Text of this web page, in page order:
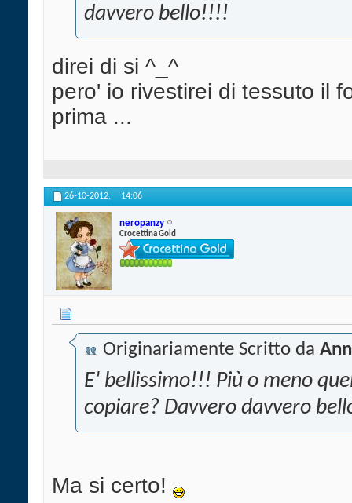
davvero bello!!!!
direi di si ^_^
pero' io rivestirei di tessuto il
prima ...
26-10-2012, 14:06
neropanzy
Crocettina Gold
Originariamente Scritto da
E' bellissimo!!! Più o meno
copiare? Davvero davvero
Ma si certo!